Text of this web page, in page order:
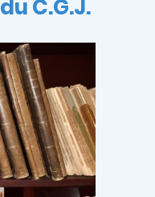
C.G.J.